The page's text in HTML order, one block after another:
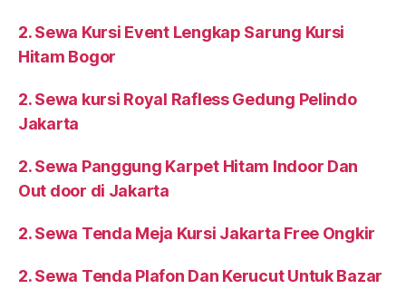
2. Sewa Kursi Event Lengkap Sarung Kursi
Hitam Bogor
2. Sewa kursi Royal Rafless Gedung Pelindo
Jakarta
2. Sewa Panggung Karpet Hitam Indoor Dan
Out door di Jakarta
2. Sewa Tenda Meja Kursi Jakarta Free Ongkir
2. Sewa Tenda Plafon Dan Kerucut Untuk Bazar